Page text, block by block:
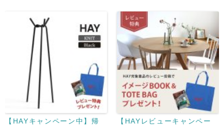
【HAYキャンペーン中】帰
【HAYレビューキャンペー